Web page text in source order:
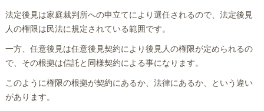
法定後見は家庭裁判所への申立てにより選任されるので、法定後見
人の権限は民法に規定されている範囲です。
一方、任意後見は任意後見契約により後見人の権限が定められるの
で、その根拠は信託と同様契約による事になります。
このように権限の根拠が契約にあるか、法律にあるか、という違い
があります。